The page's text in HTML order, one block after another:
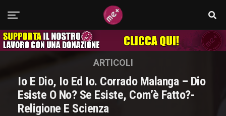
ARTICOLI
Io E Dio, Io Ed Io. Corrado Malanga – Dio
Esiste O No? Se Esiste, Com’è Fatto?-
Religione E Scienza